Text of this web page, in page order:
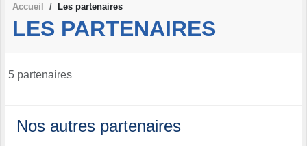
Accueil Les partenaires
LES PARTENAIRES
5 partenaires
Nos autres partenaires